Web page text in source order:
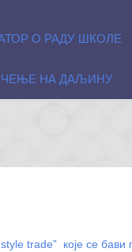
О РАДУ ШКОЛЕ
НА ДАЉИНУ
trade” које се